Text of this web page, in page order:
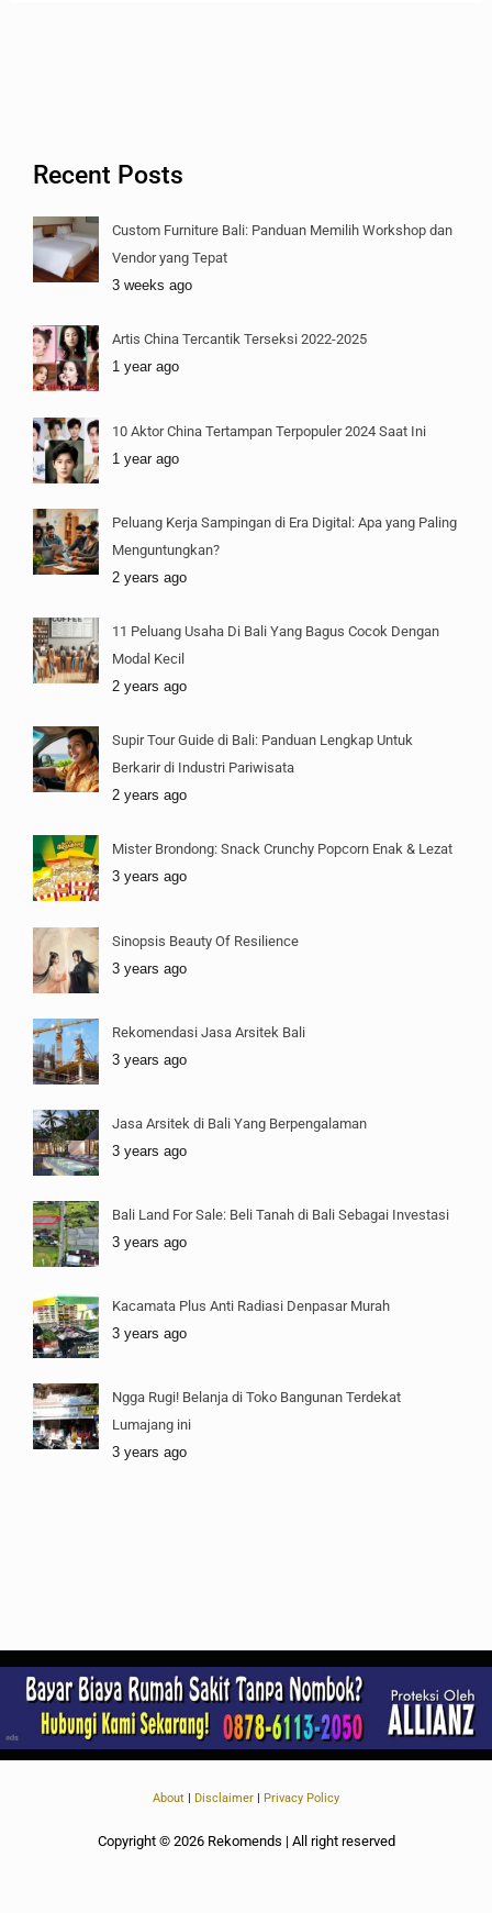
Recent Posts
Custom Furniture Bali: Panduan Memilih Workshop dan
Vendor yang Tepat
3 weeks ago
Artis China Tercantik Terseksi 2022-2025
1 year ago
10 Aktor China Tertampan Terpopuler 2024 Saat Ini
1 year ago
Peluang Kerja Sampingan di Era Digital: Apa yang Paling
Menguntungkan?
2 years ago
11 Peluang Usaha Di Bali Yang Bagus Cocok Dengan
Modal Kecil
2 years ago
Supir Tour Guide di Bali: Panduan Lengkap Untuk
Berkarir di Industri Pariwisata
2 years ago
Mister Brondong: Snack Crunchy Popcorn Enak & Lezat
3 years ago
Sinopsis Beauty Of Resilience
3 years ago
Rekomendasi Jasa Arsitek Bali
3 years ago
Jasa Arsitek di Bali Yang Berpengalaman
3 years ago
Bali Land For Sale: Beli Tanah di Bali Sebagai Investasi
3 years ago
Kacamata Plus Anti Radiasi Denpasar Murah
3 years ago
Ngga Rugi! Belanja di Toko Bangunan Terdekat
Lumajang ini
3 years ago
About | Disclaimer | Privacy Policy
Copyright © 2026 Rekomends | All right reserved